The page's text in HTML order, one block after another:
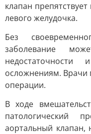
клапан
левого желудочка.
Без
заболевание
осложнениям.
операции.
В ходе
патологический
аортальный